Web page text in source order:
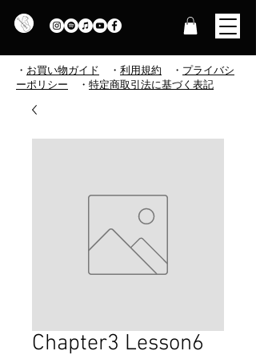
・ お買い物ガイド ・ 利用規約 ・ プライバシ
ーポリシー
・ 特定商取引法に基づく表記
Chapter3 Lesson6